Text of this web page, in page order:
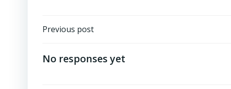
Post
navigation
Previous post
No responses yet